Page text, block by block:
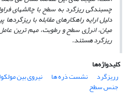
چسبندگی ریزگرد به سطح با چالش­های
دلیل ارایه­ راهکارهای مقابله با
میان، انرژی سطح و رطوبت، مهم­ ترین
ریزگرد هستند.
کلیدواژه‌ها
رریزگرد
نشست ذره ها نیروی بین
جنس سطح